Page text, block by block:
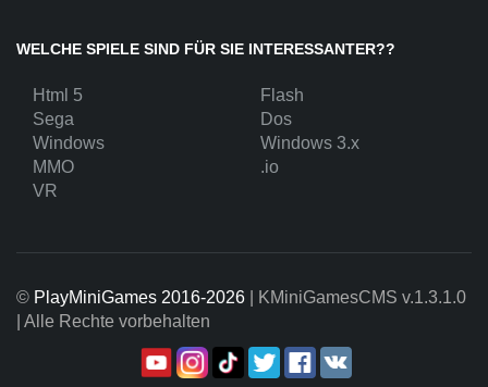
WELCHE SPIELE SIND FÜR SIE INTERESSANTER??
Html 5
Flash
Sega
Dos
Windows
Windows 3.x
MMO
.io
VR
© PlayMiniGames 2016-2026 | KMiniGamesCMS v.1.3.1.0
| Alle Rechte vorbehalten